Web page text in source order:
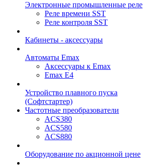
Электронные промышленные реле
Реле времени SST
Реле контроля SST
Кабинеты - аксессуары
Автоматы Emax
Аксессуары к Emax
Emax E4
Устройство плавного пуска
(Софтстартер)
Частотные преобразователи
ACS380
ACS580
ACS880
Оборудование по акционной цене